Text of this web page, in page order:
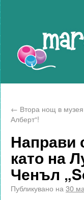
← Втора нощ в
Алберт“!
Направи
като на
Ченъл
Публикувано на 30